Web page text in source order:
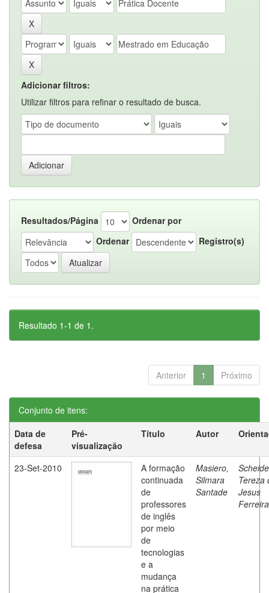
Adicionar filtros:
Utilizar filtros para refinar o resultado de busca.
Resultados/Página
Ordenar por
Ordenar
Registro(s)
Resultado 1-1 de 1.
Anterior 1 Próximo
Conjunto de itens:
Data de
defesa
Pré-
visualização
Título Autor
23-Set-2010
A formação
continuada
de
professores
de inglês
por meio
de
tecnologias
e a
mudança
na prática
Masiero,
Silmara
Santade
Tereza
Jesus
Ferreira